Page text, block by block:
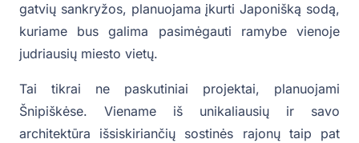
gatvių sankryžos, planuojama įkurti Japonišką sodą,
kuriame bus galima pasimėgauti ramybe vienoje
judriausių miesto vietų.
Tai tikrai ne paskutiniai projektai, planuojami
Šnipiškėse. Viename iš unikaliausių ir savo
architektūra išsiskiriančių sostinės rajonų taip pat